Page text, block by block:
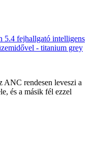
5.4 fejhallgató intelligens
- titanium grey
ANC rendesen leveszi a
és a másik fél ezzel